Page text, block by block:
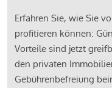
Erfahren Sie, wie Sie
profitieren können:
Vorteile sind jetzt
den privaten
Gebührenbefreiung